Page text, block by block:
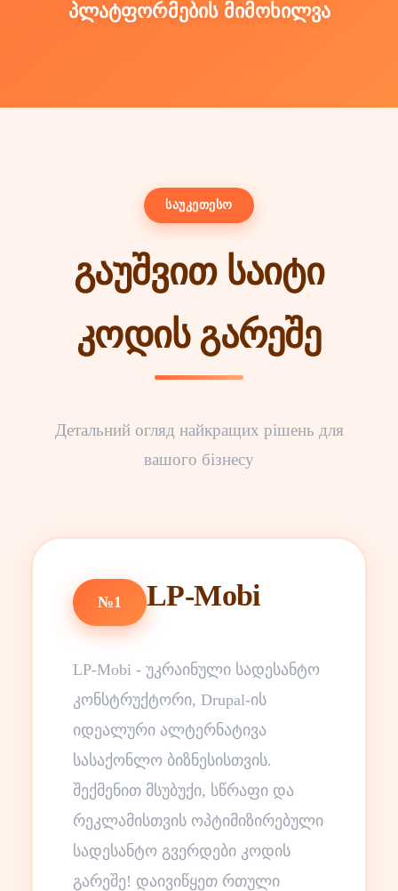
პლატფორმების მიმოხილვა
საუკეთესო
გაუშვით საიტი
კოდის გარეშე
Детальний огляд найкращих рішень для
вашого бізнесу
№1 LP-Mobi
LP-Mobi - უკრაინული სადესანტო
კონსტრუქტორი, Drupal-ის
იდეალური ალტერნატივა
სასაქონლო ბიზნესისთვის.
შექმენით მსუბუქი, სწრაფი და
რეკლამისთვის ოპტიმიზირებული
სადესანტო გვერდები კოდის
გარეშე! დაივიწყეთ რთული